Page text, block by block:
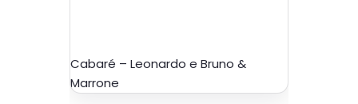
Cabaré – Leonardo e Bruno &
Marrone